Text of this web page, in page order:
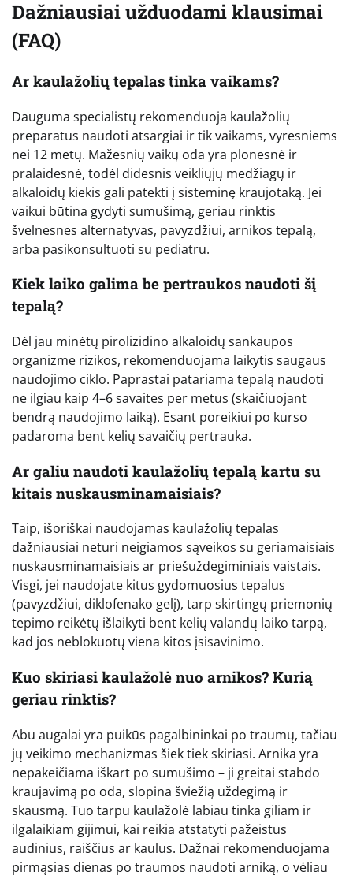
Dažniausiai užduodami klausimai
(FAQ)
Ar kaulažolių tepalas tinka vaikams?
Dauguma specialistų rekomenduoja kaulažolių
preparatus naudoti atsargiai ir tik vaikams, vyresniems
nei 12 metų. Mažesnių vaikų oda yra plonesnė ir
pralaidesnė, todėl didesnis veikliųjų medžiagų ir
alkaloidų kiekis gali patekti į sisteminę kraujotaką. Jei
vaikui būtina gydyti sumušimą, geriau rinktis
švelnesnes alternatyvas, pavyzdžiui, arnikos tepalą,
arba pasikonsultuoti su pediatru.
Kiek laiko galima be pertraukos naudoti šį
tepalą?
Dėl jau minėtų pirolizidino alkaloidų sankaupos
organizme rizikos, rekomenduojama laikytis saugaus
naudojimo ciklo. Paprastai patariama tepalą naudoti
ne ilgiau kaip 4–6 savaites per metus (skaičiuojant
bendrą naudojimo laiką). Esant poreikiui po kurso
padaroma bent kelių savaičių pertrauka.
Ar galiu naudoti kaulažolių tepalą kartu su
kitais nuskausminamaisiais?
Taip, išoriškai naudojamas kaulažolių tepalas
dažniausiai neturi neigiamos sąveikos su geriamaisiais
nuskausminamaisiais ar priešuždegiminiais vaistais.
Visgi, jei naudojate kitus gydomuosius tepalus
(pavyzdžiui, diklofenako gelį), tarp skirtingų priemonių
tepimo reikėtų išlaikyti bent kelių valandų laiko tarpą,
kad jos neblokuotų viena kitos įsisavinimo.
Kuo skiriasi kaulažolė nuo arnikos? Kurią
geriau rinktis?
Abu augalai yra puikūs pagalbininkai po traumų, tačiau
jų veikimo mechanizmas šiek tiek skiriasi. Arnika yra
nepakeičiama iškart po sumušimo – ji greitai stabdo
kraujavimą po oda, slopina šviežią uždegimą ir
skausmą. Tuo tarpu kaulažolė labiau tinka giliam ir
ilgalaikiam gijimui, kai reikia atstatyti pažeistus
audinius, raiščius ar kaulus. Dažnai rekomenduojama
pirmąsias dienas po traumos naudoti arniką, o vėliau